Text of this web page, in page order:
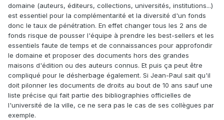
domaine (auteurs, éditeurs, collections, universités, institutions...)
est essentiel pour la complémentarité et la diversité d'un fonds
donc le taux de pénétration. En effet changer tous les 2 ans de
fonds risque de pousser l'équipe à prendre les best-sellers et les
essentiels faute de temps et de connaissances pour approfondir
le domaine et proposer des documents hors des grandes
maisons d'édition ou des auteurs connus. Et puis ça peut être
compliqué pour le désherbage également. Si Jean-Paul sait qu'il
doit pilonner les documents de droits au bout de 10 ans sauf une
liste précise qui fait partie des bibliographies officielles de
l'université de la ville, ce ne sera pas le cas de ses collègues par
exemple.